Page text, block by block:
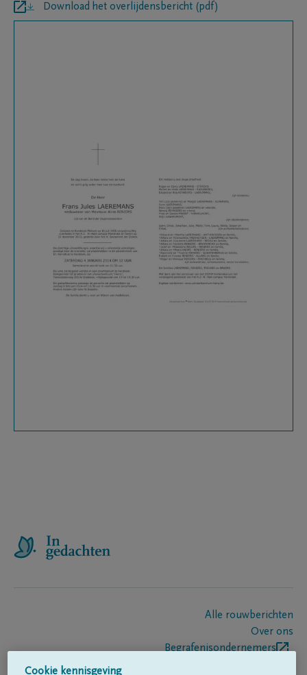
Download het overlijdensbericht (pdf)
Alle rouwberichten
Over ons
Begrafenisondernemers
Cookie kennisgeving